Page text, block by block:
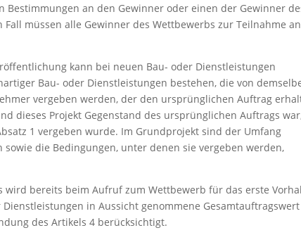
an den Gewinner oder einen der Gewinner
müssen alle Gewinner des Wettbewerbs zur Teilnahme
kann bei neuen Bau- oder Dienstleistungen
Bau- oder Dienstleistungen bestehen, die von
vergeben werden, der den ursprünglichen Auftrag
dieses Projekt Gegenstand des ursprünglichen Auftrags
1 vergeben wurde. Im Grundprojekt sind der Umfang
die Bedingungen, unter denen sie vergeben werden,
wird bereits beim Aufruf zum Wettbewerb für das erste
in Aussicht genommene Gesamtauftragswert
des Artikels 4 berücksichtigt.